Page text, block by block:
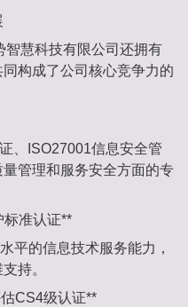
智慧科技有限公司还拥有
构成了公司核心竞争力的
、ISO27001信息安全管
管理和服务安全方面的专
标准认证**
平的信息技术服务能力，
持。
CS4级认证**